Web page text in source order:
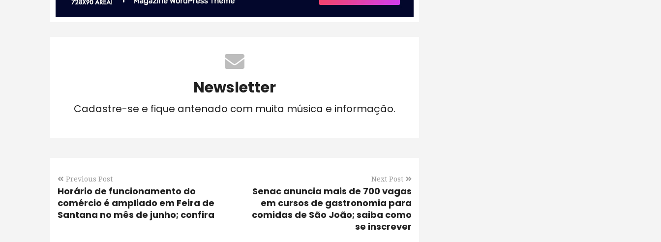
Newsletter
Cadastre-se e fique antenado com muita música e informação.
Previous Post
Horário de funcionamento do
comércio é ampliado em Feira de
Santana no mês de junho; confira
Next Post
Senac anuncia mais de 700 vagas
em cursos de gastronomia para
comidas de São João; saiba como
se inscrever